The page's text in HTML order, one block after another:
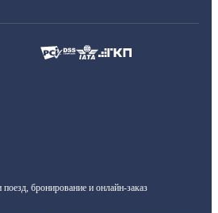
бронирование и онлайн-заказ